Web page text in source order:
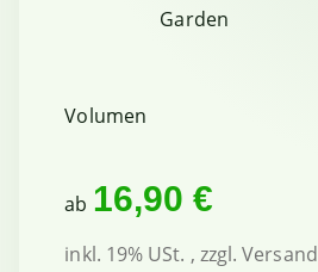
Volumen
ab 16,90 €
inkl. 19% USt. , zzgl.Versand